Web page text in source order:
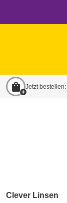
shopping_bag Jetzt bestellen:
Clever Linsen